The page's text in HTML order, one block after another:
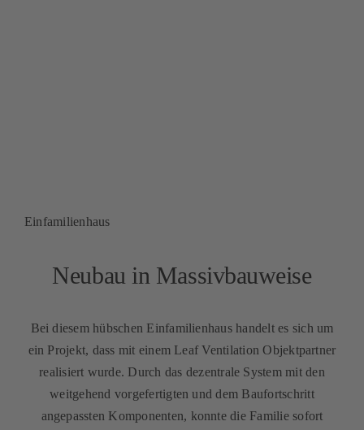
Einfamilienhaus
Neubau in Massivbauweise
Bei diesem hübschen Einfamilienhaus handelt es sich um
ein Projekt, dass mit einem Leaf Ventilation Objektpartner
realisiert wurde. Durch das dezentrale System mit den
weitgehend vorgefertigten und dem Baufortschritt
angepassten Komponenten, konnte die Familie sofort